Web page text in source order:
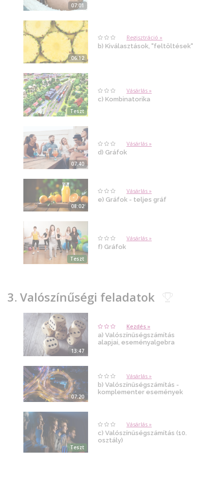
07:01
06:12
Regisztráció »
b) Kiválasztások, "feltöltések"
Teszt
Vásárlás »
c) Kombinatorika
07:40
Vásárlás »
d) Gráfok
08:02
Vásárlás »
e) Gráfok - teljes gráf
Teszt
Vásárlás »
f) Gráfok
3. Valószínűségi feladatok
13:47
Kezdés »
a) Valószínűségszámítás
alapjai, eseményalgebra
07:20
Vásárlás »
b) Valószínűségszámítás -
komplementer események
Teszt
Vásárlás »
c) Valószínűségszámítás (10.
osztály)